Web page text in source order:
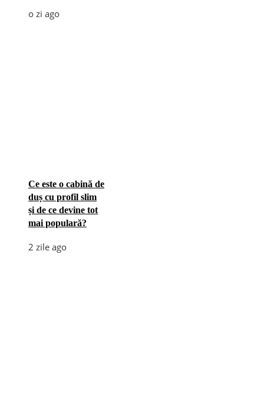
o zi ago
Ce este o cabină de
duș cu profil slim
și de ce devine tot
mai populară?
2 zile ago